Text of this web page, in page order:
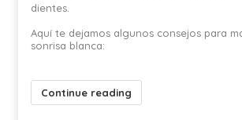
dientes.
Aquí te dejamos algunos consejos para
sonrisa blanca:
Continue reading